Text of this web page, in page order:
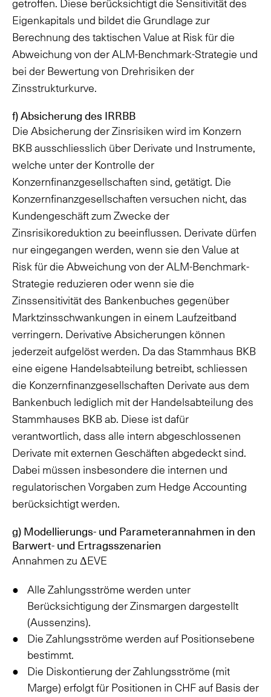
getroffen. Diese berücksichtigt die Sensitivität des
Eigenkapitals und bildet die Grundlage zur
Berechnung des taktischen Value at Risk für die
Abweichung von der ALM-Benchmark-Strategie und
bei der Bewertung von Drehrisiken der
Zinsstrukturkurve.
f) Absicherung des IRRBB
Die Absicherung der Zinsrisiken wird im Konzern
BKB ausschliesslich über Derivate und Instrumente,
welche unter der Kontrolle der
Konzernfinanzgesellschaften sind, getätigt. Die
Konzernfinanzgesellschaften versuchen nicht, das
Kundengeschäft zum Zwecke der
Zinsrisikoreduktion zu beeinflussen. Derivate dürfen
nur eingegangen werden, wenn sie den Value at
Risk für die Abweichung von der ALM-Benchmark-
Strategie reduzieren oder wenn sie die
Zinssensitivität des Bankenbuches gegenüber
Marktzinsschwankungen in einem Laufzeitband
verringern. Derivative Absicherungen können
jederzeit aufgelöst werden. Da das Stammhaus BKB
eine eigene Handelsabteilung betreibt, schliessen
die Konzernfinanzgesellschaften Derivate aus dem
Bankenbuch lediglich mit der Handelsabteilung des
Stammhauses BKB ab. Diese ist dafür
verantwortlich, dass alle intern abgeschlossenen
Derivate mit externen Geschäften abgedeckt sind.
Dabei müssen insbesondere die internen und
regulatorischen Vorgaben zum Hedge Accounting
berücksichtigt werden.
g) Modellierungs- und Parameterannahmen in den
Barwert- und Ertragsszenarien
Annahmen zu ΔEVE
Alle Zahlungsströme werden unter
Berücksichtigung der Zinsmargen dargestellt
(Aussenzins).
Die Zahlungsströme werden auf Positionsebene
bestimmt.
Die Diskontierung der Zahlungsströme (mit
Marge) erfolgt für Positionen in CHF auf Basis der